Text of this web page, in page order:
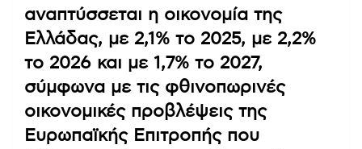
αναπτύσσεται η οικονομία της
Ελλάδας, με 2,1% το 2025, με 2,2%
το 2026 και με 1,7% το 2027,
σύμφωνα με τις φθινοπωρινές
οικονομικές προβλέψεις της
Ευρωπαϊκής Επιτροπής που